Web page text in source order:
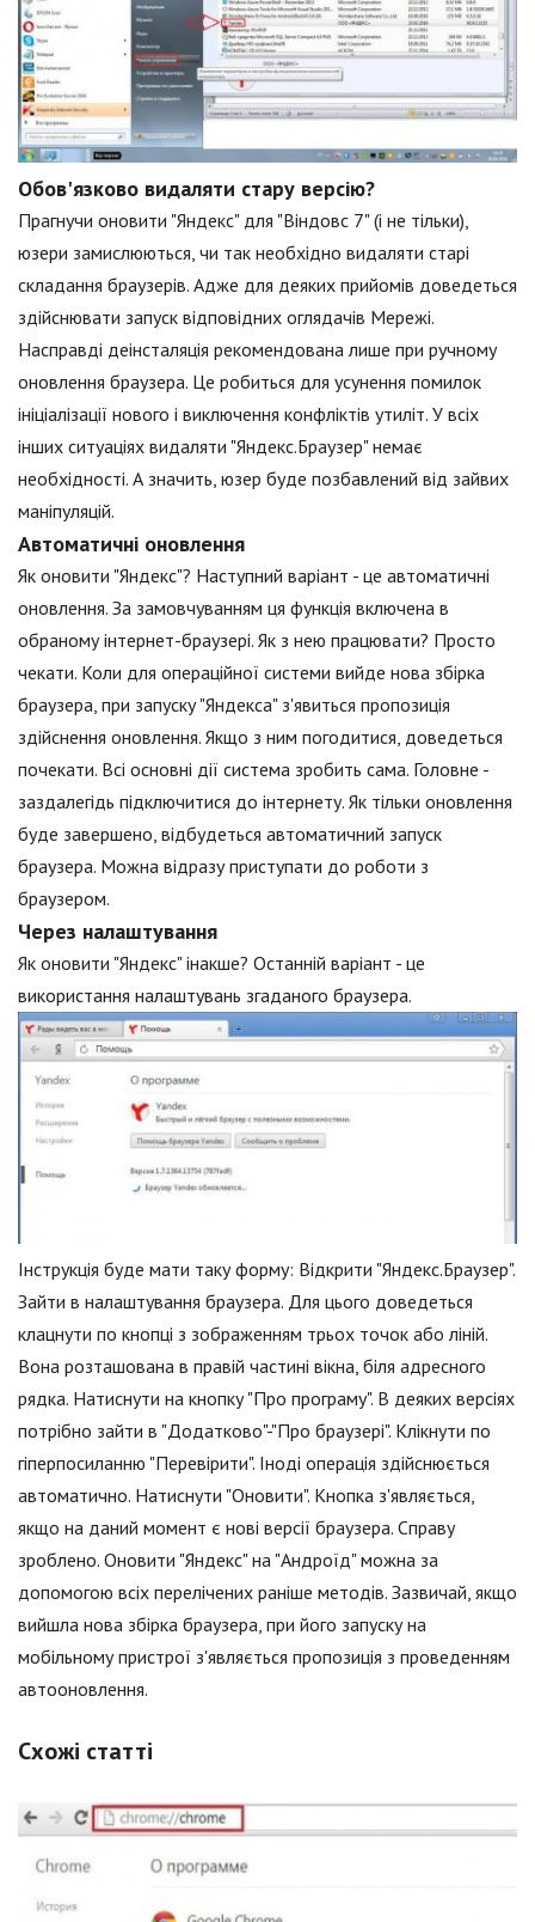
Обов'язково видаляти стару версію?
Прагнучи оновити "Яндекс" для "Віндовс 7" (і не тільки),
юзери замислюються, чи так необхідно видаляти старі
складання браузерів. Адже для деяких прийомів доведеться
здійснювати запуск відповідних оглядачів Мережі.
Насправді деінсталяція рекомендована лише при ручному
оновлення браузера. Це робиться для усунення помилок
ініціалізації нового і виключення конфліктів утиліт. У всіх
інших ситуаціях видаляти "Яндекс.Браузер" немає
необхідності. А значить, юзер буде позбавлений від зайвих
маніпуляцій.
Автоматичні оновлення
Як оновити "Яндекс"? Наступний варіант - це автоматичні
оновлення. За замовчуванням ця функція включена в
обраному інтернет-браузері. Як з нею працювати? Просто
чекати. Коли для операційної системи вийде нова збірка
браузера, при запуску "Яндекса" з'явиться пропозиція
здійснення оновлення. Якщо з ним погодитися, доведеться
почекати. Всі основні дії система зробить сама. Головне -
заздалегідь підключитися до інтернету. Як тільки оновлення
буде завершено, відбудеться автоматичний запуск
браузера. Можна відразу приступати до роботи з
браузером.
Через налаштування
Як оновити "Яндекс" інакше? Останній варіант - це
використання налаштувань згаданого браузера.
Інструкція буде мати таку форму: Відкрити "Яндекс.Браузер".
Зайти в налаштування браузера. Для цього доведеться
клацнути по кнопці з зображенням трьох точок або ліній.
Вона розташована в правій частині вікна, біля адресного
рядка. Натиснути на кнопку "Про програму". В деяких версіях
потрібно зайти в "Додатково"-"Про браузері". Клікнути по
гіперпосиланню "Перевірити". Іноді операція здійснюється
автоматично. Натиснути "Оновити". Кнопка з'являється,
якщо на даний момент є нові версії браузера. Справу
зроблено. Оновити "Яндекс" на "Андроїд" можна за
допомогою всіх перелічених раніше методів. Зазвичай, якщо
вийшла нова збірка браузера, при його запуску на
мобільному пристрої з'являється пропозиція з проведенням
автооновлення.
Схожі статті